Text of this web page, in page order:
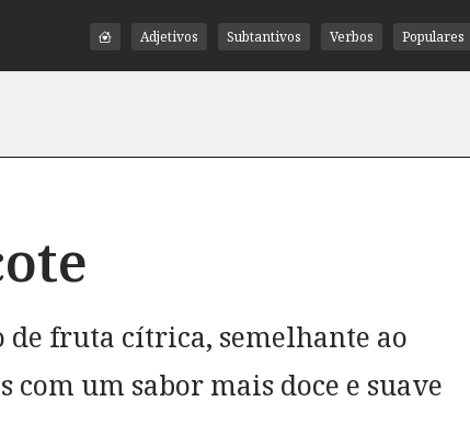
Adjetivos Subtantivos Verbos Populares
de fruta cítrica, semelhante ao
com um sabor mais doce e suave